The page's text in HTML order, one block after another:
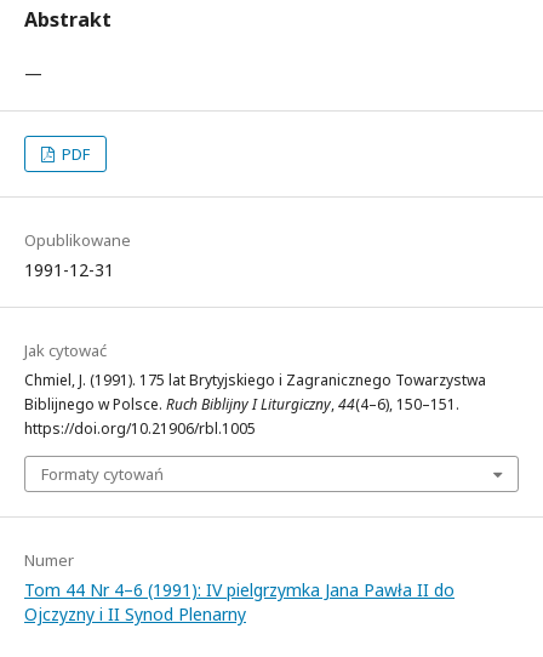
Abstrakt
—
PDF
Opublikowane
1991-12-31
Jak cytować
Chmiel, J. (1991). 175 lat Brytyjskiego i Zagranicznego Towarzystwa
Biblijnego w Polsce. Ruch Biblijny I Liturgiczny,44(4–6), 150–151.
https://doi.org/10.21906/rbl.1005
Formaty cytowań
Numer
Tom 44 Nr 4–6 (1991): IV pielgrzymka Jana Pawła II do
Ojczyzny i II Synod Plenarny